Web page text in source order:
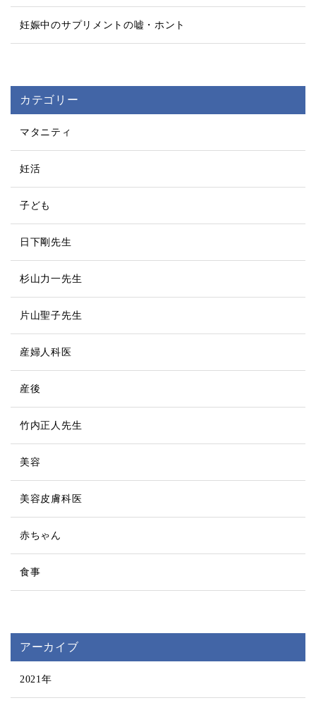
妊娠中のサプリメントの嘘・ホント
カテゴリー
マタニティ
妊活
子ども
日下剛先生
杉山力一先生
片山聖子先生
産婦人科医
産後
竹内正人先生
美容
美容皮膚科医
赤ちゃん
食事
アーカイブ
2021年